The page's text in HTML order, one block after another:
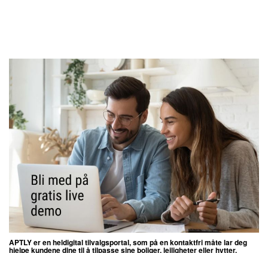
APTLY er en heldigital tilvalgsportal, som på en kontaktfri måte lar deg
hjelpe kundene dine til å tilpasse sine boliger, leiligheter eller hytter.